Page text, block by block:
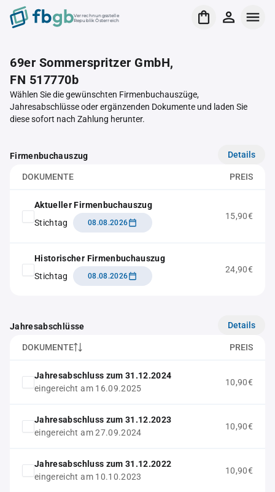
Verrechnungsstelle
Republik Österreich
69er Sommerspritzer GmbH,
FN 517770b
Wählen Sie die gewünschten Firmenbuchauszüge,
Jahresabschlüsse oder ergänzenden Dokumente und laden Sie
diese sofort nach Zahlung herunter.
Firmenbuchauszug Details
DOKUMENTE PREIS
Aktueller Firmenbuchauszug
Stichtag
08.08.2026
15,90€
Historischer Firmenbuchauszug
Stichtag
08.08.2026
24,90€
Jahresabschlüsse Details
DOKUMENTE PREIS
Jahresabschluss zum 31.12.2024
eingereicht am 16.09.2025
10,90€
Jahresabschluss zum 31.12.2023
eingereicht am 27.09.2024
10,90€
Jahresabschluss zum 31.12.2022
eingereicht am 10.10.2023
10,90€